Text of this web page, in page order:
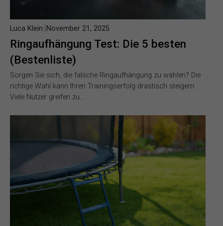
Ringaufhängung Test: Die 5 besten
(Bestenliste)
Luca Klein November 21, 2025
Sorgen Sie sich, die falsche Ringaufhängung zu wählen? Die
richtige Wahl kann Ihren Trainingserfolg drastisch steigern.
Viele Nutzer greifen zu…